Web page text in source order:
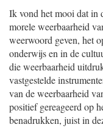
Ik vond het mooi dat in
morele weerbaarheid
weerwoord geven, het
onderwijs en in de
die weerbaarheid
vastgestelde
van de weerbaarheid
positief gereageerd op
benadrukken, juist in